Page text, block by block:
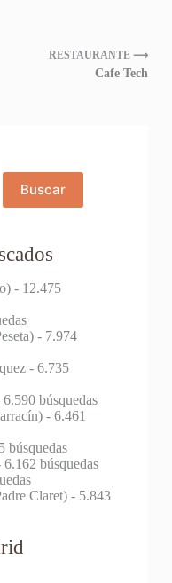
RESTAURANTE ⟶
Cafe Tech
Buscar
- 12.475
- 7.974
- 6.735
búsquedas
- 6.461
búsquedas
búsquedas
Claret)- 5.843